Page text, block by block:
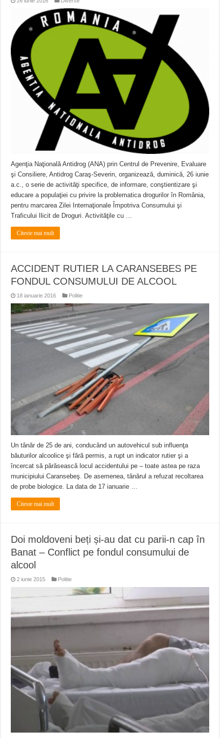
Agenţia Naţională Antidrog (ANA) prin Centrul de Prevenire, Evaluare
şi Consiliere, Antidrog Caraş-Severin, organizează, duminică, 26 iunie
a.c., o serie de activităţi specifice, de informare, conştientizare şi
educare a populaţiei cu privire la problematica drogurilor în România,
pentru marcarea Zilei Internaţionale Împotriva Consumului şi
Traficului Ilicit de Droguri. Activităţile cu …
Citeste mai mult
ACCIDENT RUTIER LA CARANSEBES PE
FONDUL CONSUMULUI DE ALCOOL
18 ianuarie 2016 Politie
Un tânăr de 25 de ani, conducând un autovehicul sub influenţa
băuturilor alcoolice şi fără permis, a rupt un indicator rutier şi a
încercat să părăsească locul accidentului pe – toate astea pe raza
municipiului Caransebeş. De asemenea, tânărul a refuzat recoltarea
de probe biologice. La data de 17 ianuarie …
Citeste mai mult
Doi moldoveni beți și-au dat cu parii-n cap în
Banat – Conflict pe fondul consumului de
alcool
2 iunie 2015 Politie